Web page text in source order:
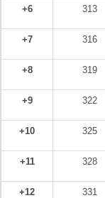
+6 313
+7 316
+8 319
+9 322
+10 325
+11 328
+12 331